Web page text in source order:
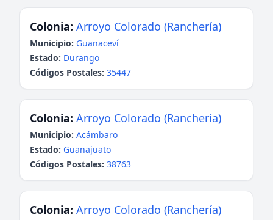
Colonia: Arroyo Colorado (Ranchería)
Municipio: Guanaceví
Estado: Durango
Códigos Postales: 35447
Colonia: Arroyo Colorado (Ranchería)
Municipio: Acámbaro
Estado: Guanajuato
Códigos Postales: 38763
Colonia: Arroyo Colorado (Ranchería)